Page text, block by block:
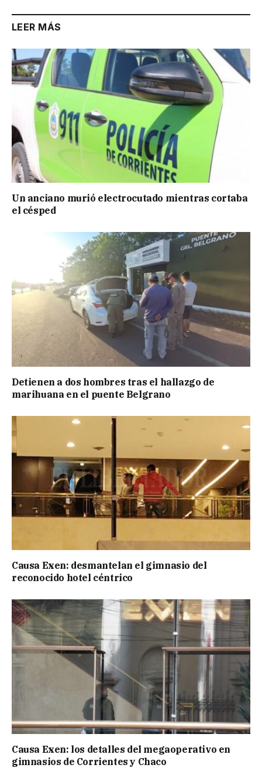
LEER MÁS
Un anciano murió electrocutado mientras cortaba
el césped
Detienen a dos hombres tras el hallazgo de
marihuana en el puente Belgrano
Causa Exen: desmantelan el gimnasio del
reconocido hotel céntrico
Causa Exen: los detalles del megaoperativo en
gimnasios de Corrientes y Chaco